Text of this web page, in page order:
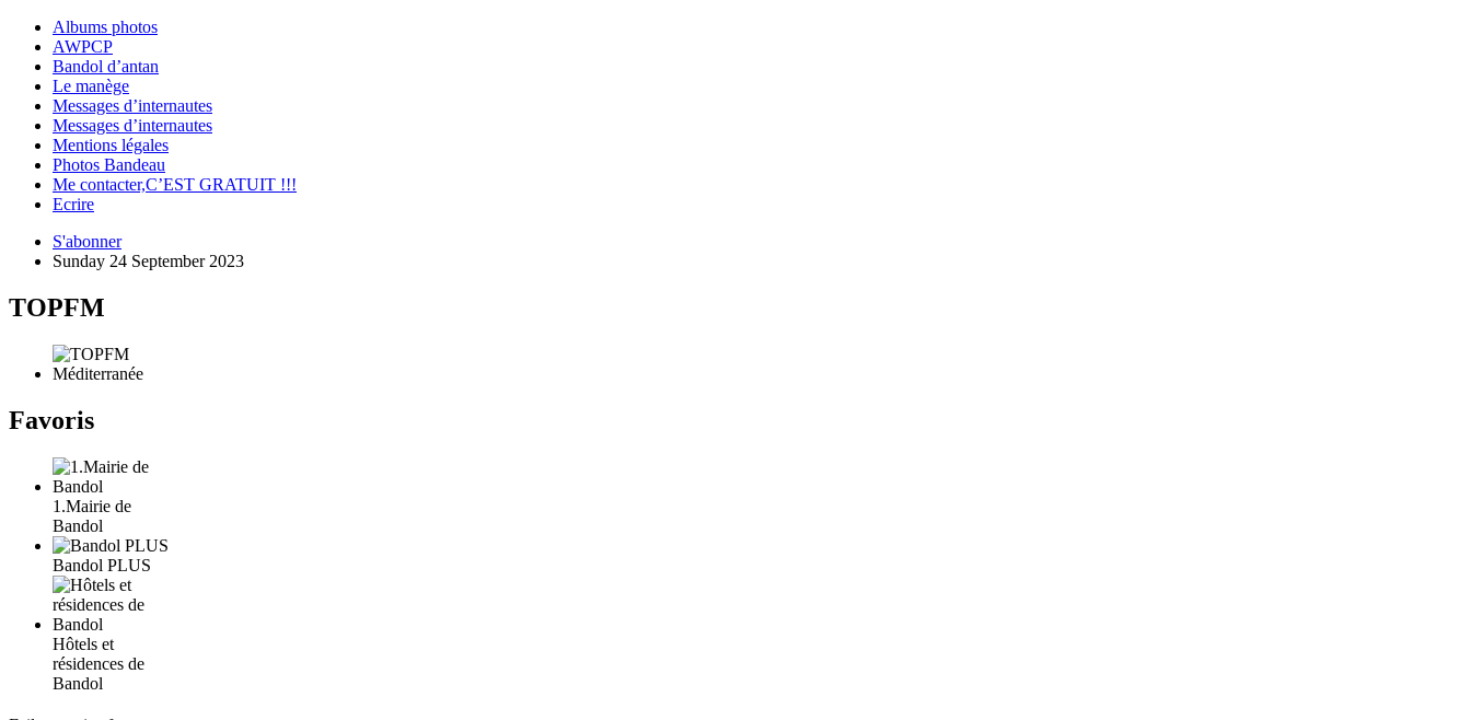
Albums photos
AWPCP
Bandol d’antan
Le manège
Messages d’internautes
Messages d’internautes
Mentions légales
Photos Bandeau
Me contacter,C’EST GRATUIT !!!
Ecrire
S'abonner
Sunday 24 September 2023
TOPFM
Favoris
1.Mairie de
Bandol
Bandol PLUS
Hôtels et
résidences de
Bandol